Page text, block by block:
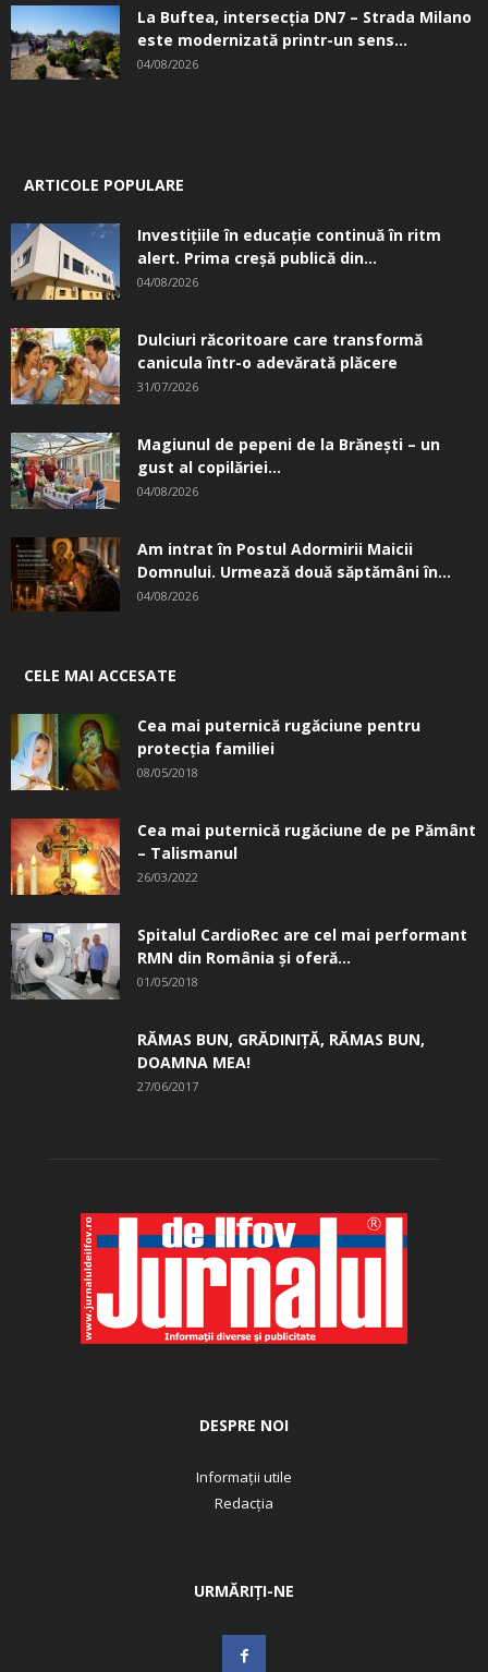
La Buftea, intersecţia DN7 – Strada Milano
este modernizată printr-un sens...
04/08/2026
ARTICOLE POPULARE
Investițiile în educație continuă în ritm
alert. Prima creşă publică din...
04/08/2026
Dulciuri răcoritoare care transformă
canicula într-o adevărată plăcere
31/07/2026
Magiunul de pepeni de la Brăneşti – un
gust al copilăriei...
04/08/2026
Am intrat în Postul Adormirii Maicii
Domnului. Urmează două săptămâni în...
04/08/2026
CELE MAI ACCESATE
Cea mai puternică rugăciune pentru
protecția familiei
08/05/2018
Cea mai puternică rugăciune de pe Pământ
– Talismanul
26/03/2022
Spitalul CardioRec are cel mai performant
RMN din România și oferă...
01/05/2018
RĂMAS BUN, GRĂDINIŢĂ, ­RĂMAS BUN,
DOAMNA MEA!
27/06/2017
DESPRE NOI
Informații utile
Redacția
URMĂRIȚI-NE